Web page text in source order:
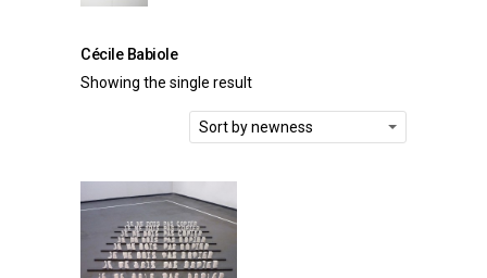
Cécile Babiole
Showing the single result
Sort by newness